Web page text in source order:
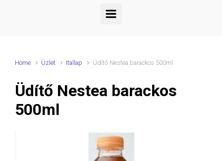
Home Üzlet Itallap Üdítő Nestea barackos 500ml
Üdítő Nestea barackos
500ml